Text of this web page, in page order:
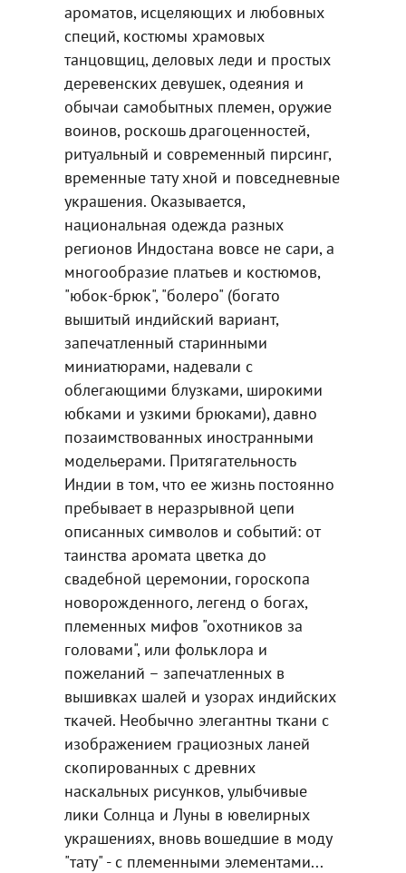
ароматов, исцеляющих и любовных
специй, костюмы храмовых
танцовщиц, деловых леди и простых
деревенских девушек, одеяния и
обычаи самобытных племен, оружие
воинов, роскошь драгоценностей,
ритуальный и современный пирсинг,
временные тату хной и повседневные
украшения. Оказывается,
национальная одежда разных
регионов Индостана вовсе не сари, а
многообразие платьев и костюмов,
"юбок-брюк", "болеро" (богато
вышитый индийский вариант,
запечатленный старинными
миниатюрами, надевали с
облегающими блузками, широкими
юбками и узкими брюками), давно
позаимствованных иностранными
модельерами. Притягательность
Индии в том, что ее жизнь постоянно
пребывает в неразрывной цепи
описанных символов и событий: от
таинства аромата цветка до
свадебной церемонии, гороскопа
новорожденного, легенд о богах,
племенных мифов "охотников за
головами", или фольклора и
пожеланий – запечатленных в
вышивках шалей и узорах индийских
ткачей. Необычно элегантны ткани с
изображением грациозных ланей
скопированных с древних
наскальных рисунков, улыбчивые
лики Солнца и Луны в ювелирных
украшениях, вновь вошедшие в моду
"тату" - с племенными элементами...